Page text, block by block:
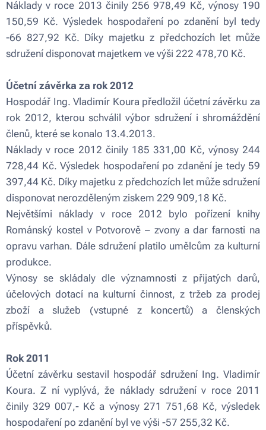
Náklady v roce 2013 činily 256 978,49 Kč, výnosy 190
150,59 Kč. Výsledek hospodaření po zdanění byl tedy
-66 827,92 Kč. Díky majetku z předchozích let může
sdružení disponovat majetkem ve výši 222 478,70 Kč.
Účetní závěrka za rok 2012
Hospodář Ing. Vladimír Koura předložil účetní závěrku za
rok 2012, kterou schválil výbor sdružení i shromáždění
členů, které se konalo 13.4.2013.
Náklady v roce 2012 činily 185 331,00 Kč, výnosy 244
728,44 Kč. Výsledek hospodaření po zdanění je tedy 59
397,44 Kč. Díky majetku z předchozích let může sdružení
disponovat nerozděleným ziskem 229 909,18 Kč.
Největšími náklady v roce 2012 bylo pořízení knihy
Románský kostel v Potvorově – zvony a dar farnosti na
opravu varhan. Dále sdružení platilo umělcům za kulturní
produkce.
Výnosy se skládaly dle významnosti z přijatých darů,
účelových dotací na kulturní činnost, z tržeb za prodej
zboží a služeb (vstupné z koncertů) a členských
příspěvků.
Rok 2011
Účetní závěrku sestavil hospodář sdružení Ing. Vladimír
Koura. Z ní vyplývá, že náklady sdružení v roce 2011
činily 329 007,- Kč a výnosy 271 751,68 Kč, výsledek
hospodaření po zdanění byl ve výši -57 255,32 Kč.